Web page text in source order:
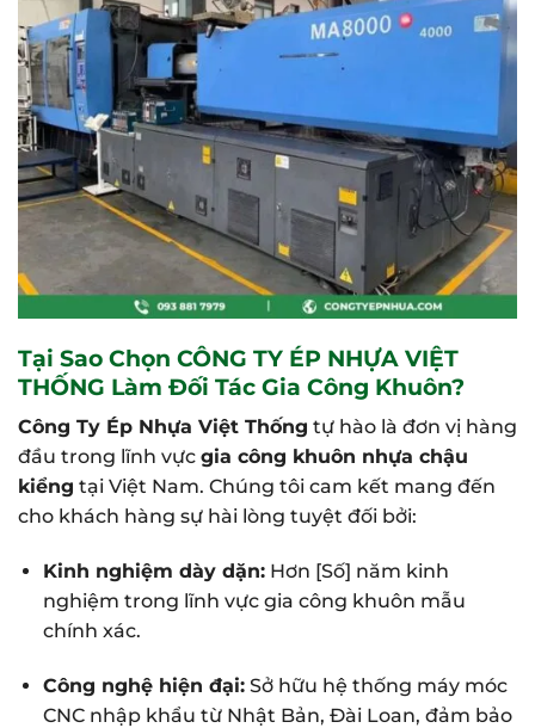
Tại Sao Chọn CÔNG TY ÉP NHỰA VIỆT
THỐNG Làm Đối Tác Gia Công Khuôn?
Công Ty Ép Nhựa Việt Thống tự hào là đơn vị hàng
đầu trong lĩnh vực gia công khuôn nhựa chậu
kiểng tại Việt Nam. Chúng tôi cam kết mang đến
cho khách hàng sự hài lòng tuyệt đối bởi:
Kinh nghiệm dày dặn:Hơn [Số] năm kinh
nghiệm trong lĩnh vực gia công khuôn mẫu
chính xác.
Công nghệ hiện đại:Sở hữu hệ thống máy móc
CNC nhập khẩu từ Nhật Bản, Đài Loan, đảm bảo